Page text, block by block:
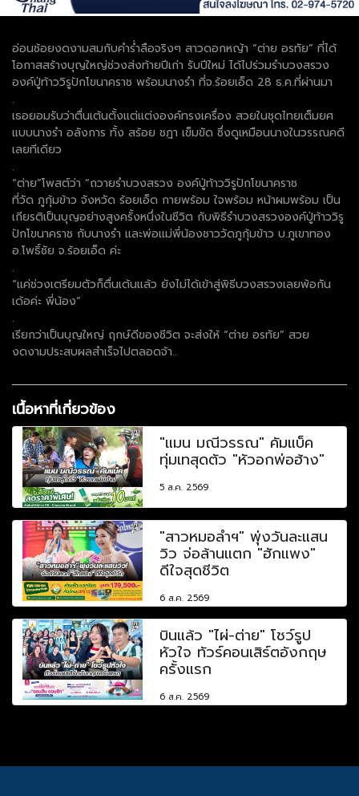
อ่อนช้อยงดงามสมกับคำร่ำลือจริงๆ สาวดอกหญ้า “ต่าย อรทัย” ที่ได้
โอกาสสร้างบุญใหญ่ช่วงส่งท้ายปีเก่า รับปีใหม่ ได้ไปร่วมรำบวงสรวง
องค์ปู่ท้าววิรูปักโขนาคราช พร้อมนางรำ ที่จ.ร้อยเอ็ด 28 ธ.ค.ที่ผ่านมา
.
เธอยอมรับว่าตื่นเต้นตั้งแต่แต่งองค์ทรงเครื่อง สวยในชุดไทยเต็มยศ
แบบนางรำ อลังการ ทั้ง สร้อย ชฎา เข็มขัด ซึ่งดูเหมือนนางในวรรณคดี
เลยทีเดียว
.
“ต่าย”โพสต์ว่า “ถวายรำบวงสรวง องค์ปู่ท้าววิรูปักโขนาคราช
ที่วัด ภูกุ้มข้าว จังหวัด ร้อยเอ็ด กายพร้อม ใจพร้อม หน้าผมพร้อม เป็น
เกียรติเป็นบุญอย่างสูงครั้งหนึ่งในชีวิต กับพิธีรำบวงสรวงองค์ปู่ท้าววิรู
ปักโขนาคราช กับนางรำ และพ่อแม่พี่น้องชาววัดภูกุ้มข้าว บ.ภูเขาทอง
อ.โพธิ์ชัย จ.ร้อยเอ็ด ค่ะ
.
“แค่ช่วงเตรียมตัวก็ตื่นเต้นแล้ว ยังไม่ได้เข้าสู่พิธีบวงสรวงเลยพ้อกัน
เด้อค่ะ พี่น้อง”
.
เรียกว่าเป็นบุญใหญ่ ฤกษ์ดีของชีวิต จะส่งให้ “ต่าย อรทัย” สวย
งดงามประสบผลสำเร็จไปตลอดจ้า..
เนื้อหาที่เกี่ยวข้อง
"แมน มณีวรรณ" คัมแบ็ค
ทุ่มเทสุดตัว "หัวอกพ่อฮ้าง"
5 ส.ค. 2569
"สาวหมอลำฯ" พุ่งวันละแสน
วิว จ่อล้านแตก "ฮักแพง"
ดีใจสุดชีวิต
6 ส.ค. 2569
บินแล้ว "ไผ่-ต่าย" โชว์รูป
หัวใจ ทัวร์คอนเสิร์ตอังกฤษ
ครั้งแรก
6 ส.ค. 2569